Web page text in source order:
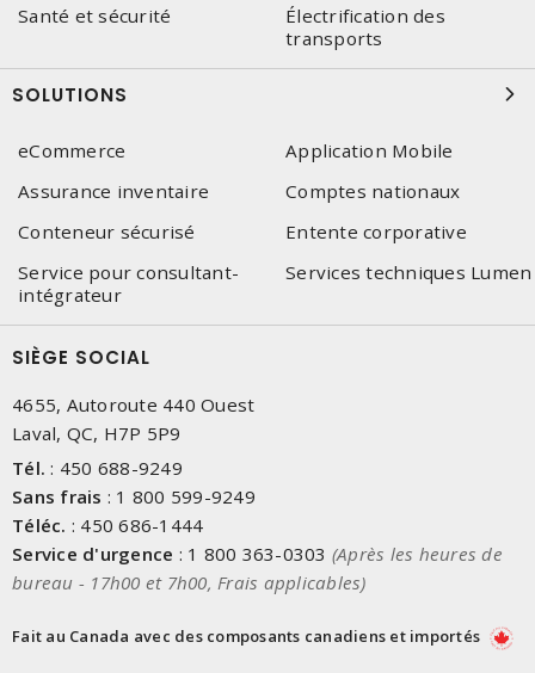
Santé et sécurité
Électrification des
transports
SOLUTIONS
eCommerce
Application Mobile
Assurance inventaire
Comptes nationaux
Conteneur sécurisé
Entente corporative
Service pour consultant-
intégrateur
Services techniques Lumen
SIÈGE SOCIAL
4655, Autoroute 440 Ouest
Laval, QC, H7P 5P9
Tél. : 450 688-9249
Sans frais : 1 800 599-9249
Téléc. : 450 686-1444
Service d'urgence : 1 800 363-0303 (Après les heures de
bureau - 17h00 et 7h00, Frais applicables)
Fait au Canada avec des composants canadiens et importés